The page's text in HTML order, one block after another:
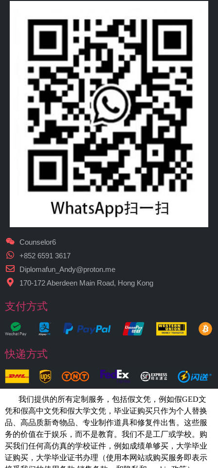
Counselor6
+852 6591 3617
Diplomafun_Andy@proton.me
170-172 Aberdeen Main Road, Hong Kong
支付方式
快递方式
我们提供的所有定制服务，包括假文凭，例如假GED文
凭和假高中文凭和假大学文凭， 毕业证购买只作为个人替换
品、高品质新奇物品、专业制作道具和修复件出售。这些服
务的价值在于娱乐，而不是教育。我们不是工厂或学校。购
买我们任何高仿真的学校证件，例如成绩单够买 ，大学毕业
证购买，大学毕业证书办理（使用本网站或购买服务即表示